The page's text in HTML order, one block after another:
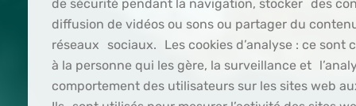
de sécurité pendant la navigation, stocker des
diffusion de vidéos ou sons ou partager du
réseaux sociaux. Les cookies d’analyse : ce sont
à la personne qui les gère, la surveillance et
comportement des utilisateurs sur les sites web